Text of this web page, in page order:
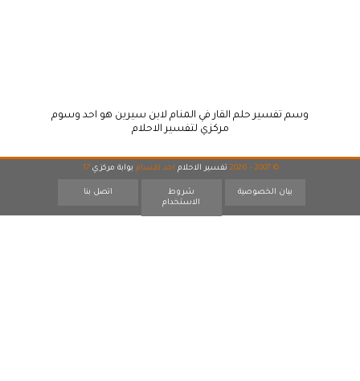
وسم تفسير حلم القار في المنام لابن سيرين هو احد وسوم
مركزي لتفسير الاحلام
© 2007 - 2026 تفسير الاحلام احد اقسام بوابة مركزي 17
بيان الخصوصية
شروط
الاستخدام
اتصل بنا